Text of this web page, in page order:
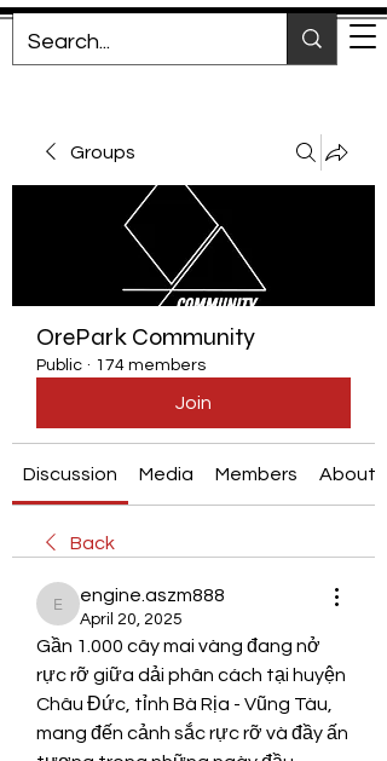
Groups
OrePark Community
Public · 174 members
Join
Discussion Media Members About
Back
engine.aszm888
engine.aszm888
April 20, 2025
Gần 1.000 cây mai vàng đang nở
rực rỡ giữa dải phân cách tại huyện
Châu Đức, tỉnh Bà Rịa - Vũng Tàu,
mang đến cảnh sắc rực rỡ và đầy ấn